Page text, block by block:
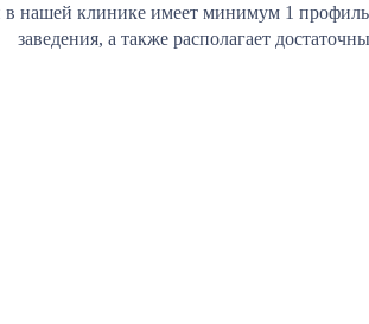
нашей клинике имеет минимум 1
заведения, а также располагает